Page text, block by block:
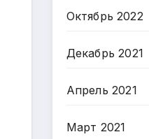
Октябрь 2022
Декабрь 2021
Апрель 2021
Март 2021